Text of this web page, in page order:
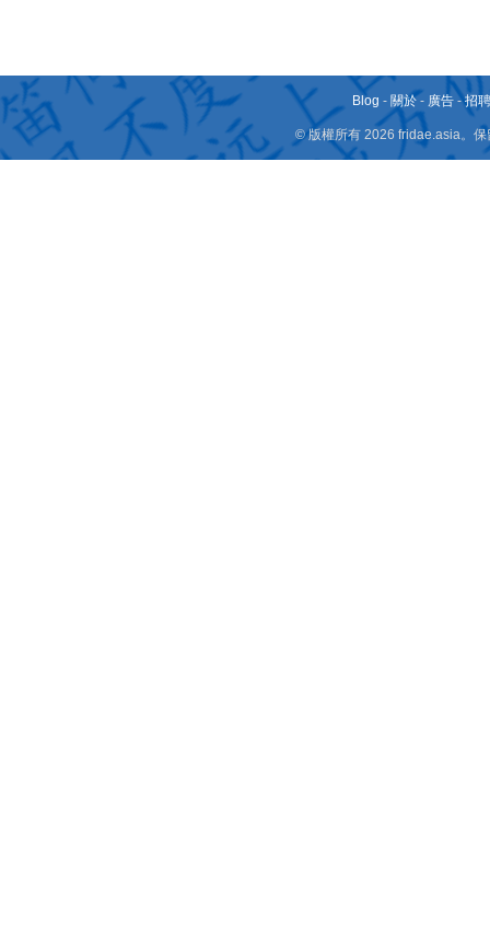
Blog - 關於 - 廣告 -招
© 版權所有 2026 fridae.asia。